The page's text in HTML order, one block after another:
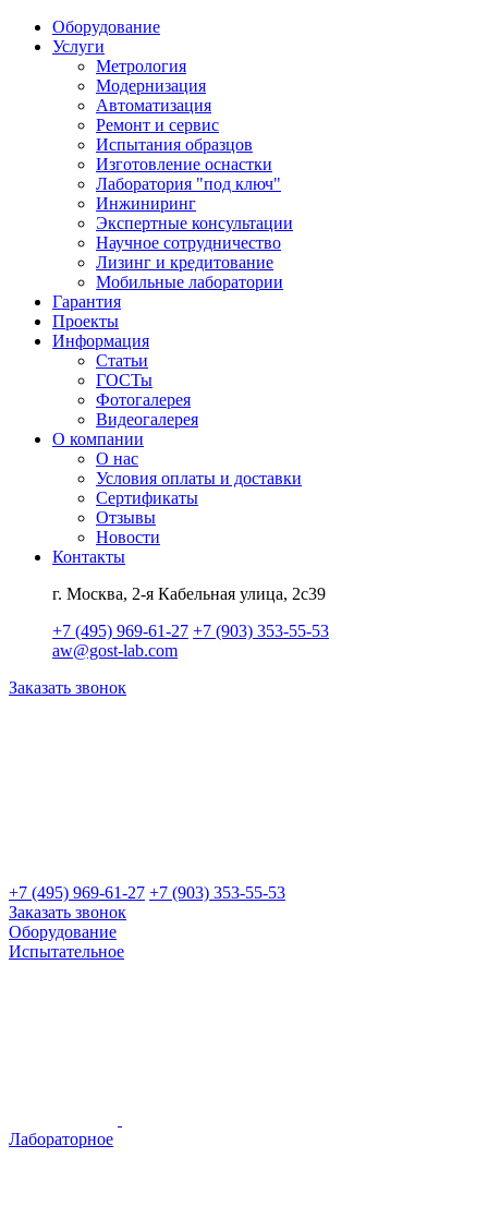
Оборудование
Услуги
Метрология
Модернизация
Автоматизация
Ремонт и сервис
Испытания образцов
Изготовление оснастки
Лаборатория "под ключ"
Инжиниринг
Экспертные консультации
Научное сотрудничество
Лизинг и кредитование
Мобильные лаборатории
Гарантия
Проекты
Информация
Статьи
ГОСТы
Фотогалерея
Видеогалерея
О компании
О нас
Условия оплаты и доставки
Сертификаты
Отзывы
Новости
Контакты
г. Москва, 2-я Кабельная улица, 2с39
+7 (495) 969-61-27 +7 (903) 353-55-53
aw@gost-lab.com
Заказать звонок
+7 (495) 969-61-27 +7 (903) 353-55-53
Заказать звонок
Оборудование
Испытательное
Лабораторное